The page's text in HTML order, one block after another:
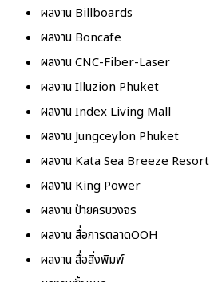
ผลงาน Billboards
ผลงาน Boncafe
ผลงาน CNC-Fiber-Laser
ผลงาน Illuzion Phuket
ผลงาน Index Living Mall
ผลงาน Jungceylon Phuket
ผลงาน Kata Sea Breeze Resort
ผลงาน King Power
ผลงาน ป้ายครบวงจร
ผลงาน สื่อการตลาดOOH
ผลงาน สื่อสิ่งพิมพ์